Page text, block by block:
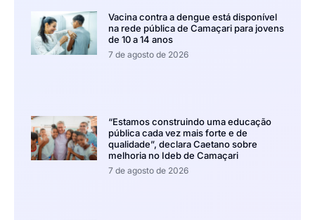
Vacina contra a dengue está disponível
na rede pública de Camaçari para jovens
de 10 a 14 anos
7 de agosto de 2026
“Estamos construindo uma educação
pública cada vez mais forte e de
qualidade”, declara Caetano sobre
melhoria no Ideb de Camaçari
7 de agosto de 2026